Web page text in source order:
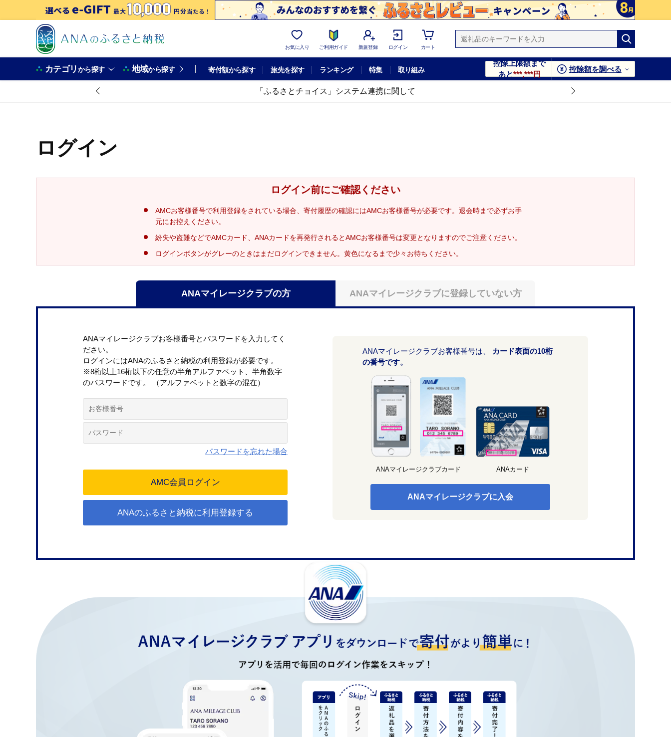
お気に入り ご利用ガイド 新規登録 ログイン カート
カテゴリから探す 地域から探す 寄付額から探す 旅先を探す ランキング 特集 取り組み
控除上限額まで
あと***,***円
控除額を調べる
「ふるさとチョイス」システム連携に関して
ログイン
ログイン前にご確認ください
AMCお客様番号で利用登録をされている場合、寄付履歴の確認にはAMCお客様番号が必要です。退会時まで必ずお手
元にお控えください。
紛失や盗難などでAMCカード、ANAカードを再発行されるとAMCお客様番号は変更となりますのでご注意ください。
ログインボタンがグレーのときはまだログインできません。黄色になるまで少々お待ちください。
ANAマイレージクラブの方 ANAマイレージクラブに登録していない方
ANAマイレージクラブお客様番号とパスワードを入力してく
ださい。
ログインにはANAのふるさと納税の利用登録が必要です。
※8桁以上16桁以下の任意の半角アルファベット、半角数字
のパスワードです。 （アルファベットと数字の混在）
パスワードを忘れた場合
ANAのふるさと納税に利用登録する
ANAマイレージクラブお客様番号は、
カード表面の10桁
の番号です。
ANAマイレージクラブカード ANAカード
ANAマイレージクラブに入会